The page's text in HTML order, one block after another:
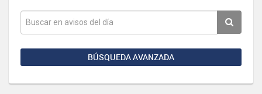
BÚSQUEDA AVANZADA